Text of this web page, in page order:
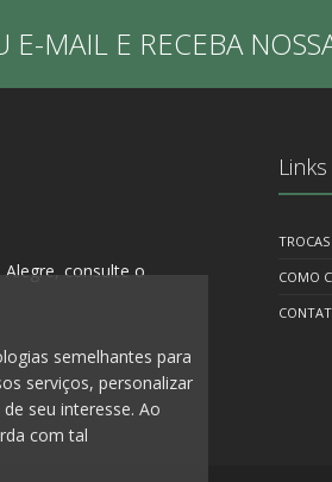
E-MAIL E RECEBA
consulte o
COMO
semelhantes para
serviços, personalizar
seu interesse. Ao
com tal